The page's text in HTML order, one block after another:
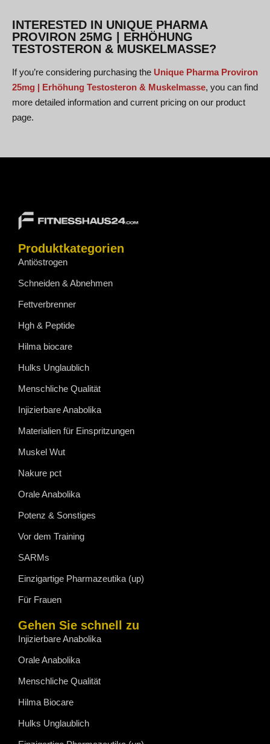
INTERESTED IN UNIQUE PHARMA
PROVIRON 25MG | ERHÖHUNG
TESTOSTERON & MUSKELMASSE?
If you’re considering purchasing the Unique Pharma Proviron
25mg | Erhöhung Testosteron & Muskelmasse, you can find
more detailed information and current pricing on our product
page.
Produktkategorien
Antiöstrogen
Schneiden & Abnehmen
Fettverbrenner
Hgh & Peptide
Hilma biocare
Hulks Unglaublich
Menschliche Qualität
Injizierbare Anabolika
Materialien für Einspritzungen
Muskel Wut
Nakure pct
Orale Anabolika
Potenz & Sonstiges
Vor dem Training
SARMs
Einzigartige Pharmazeutika (up)
Für Frauen
Gehen Sie schnell zu
Injizierbare Anabolika
Orale Anabolika
Menschliche Qualität
Hilma Biocare
Hulks Unglaublich